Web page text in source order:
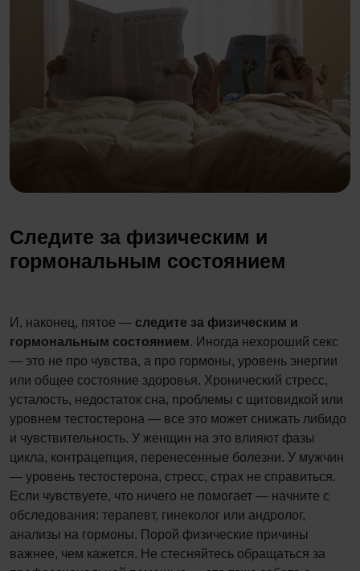
Следите за физическим и
гормональным состоянием
И, наконец, пятое — следите за физическим и
гормональным состоянием. Иногда нехороший секс
— это не про чувства, а про гормоны, уровень энергии
или общее состояние здоровья. Хронический стресс,
усталость, недостаток сна, проблемы с щитовидкой или
уровнем тестостерона — все это может снижать либидо
и чувствительность. У женщин на это влияют фазы
цикла, контрацепция, перенесенные болезни. У мужчин
— уровень тестостерона, стресс, страх не справиться.
Если чувствуете, что ничего не помогает — начните с
обследования: терапевт, гинеколог или андролог,
анализы на гормоны. Порой физические причины
важнее, чем кажется. Не стесняйтесь обращаться за